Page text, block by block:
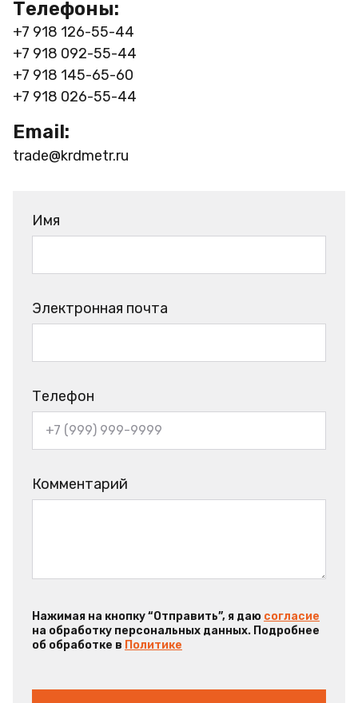
Телефоны:
+7 918 126-55-44
+7 918 092-55-44
+7 918 145-65-60
+7 918 026-55-44
Email:
trade@krdmetr.ru
Имя
Электронная почта
Телефон
Комментарий
Нажимая на кнопку “Отправить”, я даю согласие
на обработку персональных данных. Подробнее
об обработке в Политике